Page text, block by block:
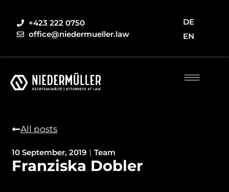
+423 222 0750
office@niedermueller.law
DE
EN
All posts
10 September, 2019 Team
Franziska Dobler